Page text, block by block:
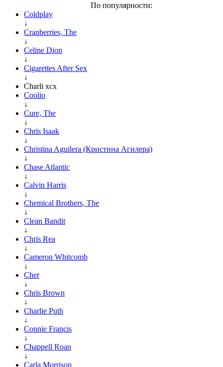
По популярности:
Coldplay
↓
Cranberries, The
↓
Celine Dion
↓
Cigarettes After Sex
↓
Charli xcx
Coolio
↓
Cure, The
↓
Chris Isaak
↓
Christina Aguilera (Кристина Агилера)
↓
Chase Atlantic
↓
Calvin Harris
↓
Chemical Brothers, The
↓
Clean Bandit
↓
Chris Rea
↓
Cameron Whitcomb
↓
Cher
↓
Chris Brown
↓
Charlie Puth
↓
Connie Francis
↓
Chappell Roan
↓
Carla Morrison